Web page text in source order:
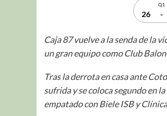
Q1
26 -
Caja 87 vuelve a la senda de la
un gran equipo como Club
Tras la derrota en casa ante
sufrida y se coloca segundo en
empatado con Biele ISB y